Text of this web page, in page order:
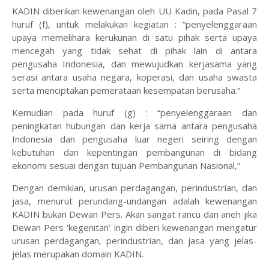
KADIN diberikan kewenangan oleh UU Kadin, pada Pasal 7
huruf (f), untuk melakukan kegiatan : “penyelenggaraan
upaya memelihara kerukunan di satu pihak serta upaya
mencegah yang tidak sehat di pihak lain di antara
pengusaha Indonesia, dan mewujudkan kerjasama yang
serasi antara usaha negara, koperasi, dan usaha swasta
serta menciptakan pemerataan kesempatan berusaha.”
Kemudian pada huruf (g) : “penyelenggaraan dan
peningkatan hubungan dan kerja sama antara pengusaha
Indonesia dan pengusaha luar negeri seiring dengan
kebutuhan dan kepentingan pembangunan di bidang
ekonomi sesuai dengan tujuan Pembangunan Nasional,”
Dengan demikian, urusan perdagangan, perindustrian, dan
jasa, menurut perundang-undangan adalah kewenangan
KADIN bukan Dewan Pers. Akan sangat rancu dan aneh jika
Dewan Pers ‘kegenitan’ ingin diberi kewenangan mengatur
urusan perdagangan, perindustrian, dan jasa yang jelas-
jelas merupakan domain KADIN.